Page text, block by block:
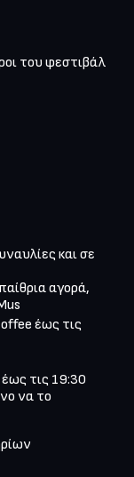
του φεστιβάλ
και σε
αγορά,
έως τις
τις 19:30
να το